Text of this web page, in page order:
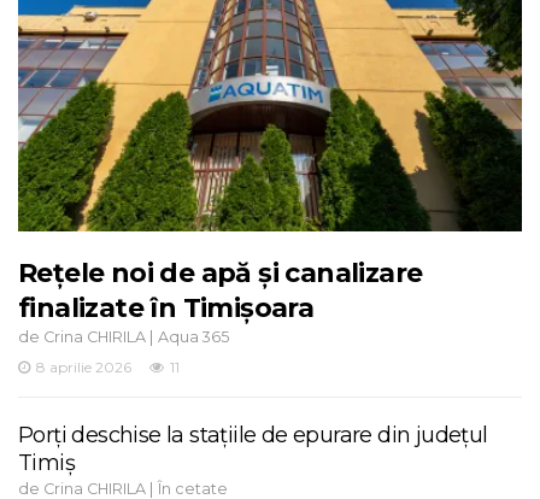
Rețele noi de apă și canalizare
finalizate în Timișoara
de Crina CHIRILA | Aqua 365
8 aprilie 2026
11
Porți deschise la stațiile de epurare din județul
Timiș
de Crina CHIRILA | În cetate